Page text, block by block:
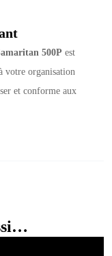
500P est
votre organisation
et conforme aux